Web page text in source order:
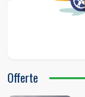
Offerte